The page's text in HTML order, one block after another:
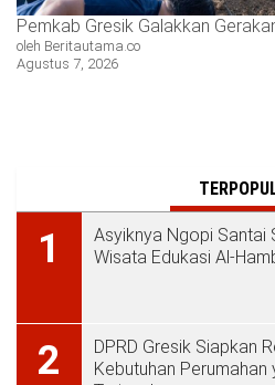
Pemkab Gresik Galakkan
oleh Beritautama.co
Agustus 7, 2026
1
Asyiknya Ngopi Santai
Wisata Edukasi Al-
2
DPRD Gresik Siapkan
Kebutuhan Perumahan